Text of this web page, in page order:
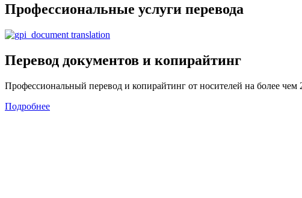
Профессиональные услуги перевода
Перевод документов и копирайтинг
Профессиональный перевод и копирайтинг от носителей на более чем
Подробнее